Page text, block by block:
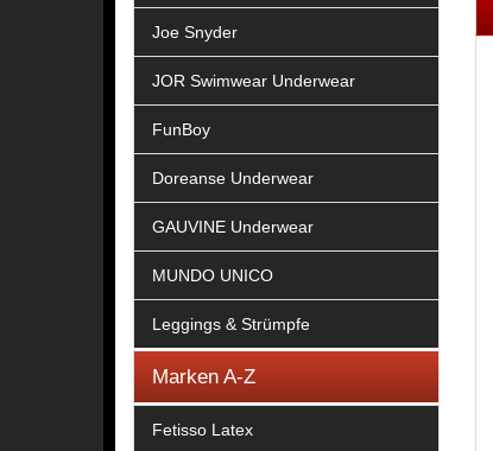
Joe Snyder
JOR Swimwear Underwear
FunBoy
Doreanse Underwear
GAUVINE Underwear
MUNDO UNICO
Leggings & Strümpfe
Marken A-Z
Fetisso Latex